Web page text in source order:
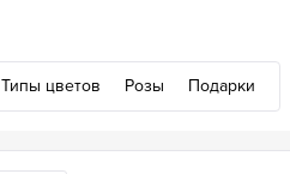
Типы цветов Розы Подарки